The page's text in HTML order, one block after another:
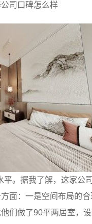
司口碑怎么样
。据我了解，这家公
面：一是空间布局的
们做了90平两居室，